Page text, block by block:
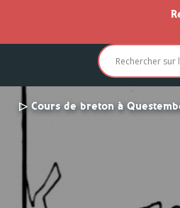
▷ Cours de breton à